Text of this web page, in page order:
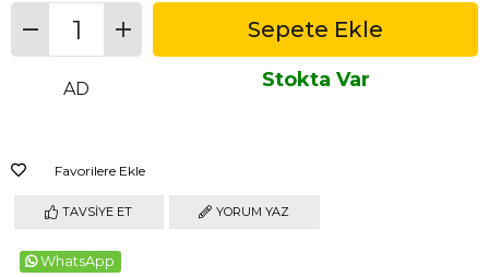
AD Stokta Var
Favorilere Ekle
TAVSIYE ET YORUM YAZ
WhatsApp